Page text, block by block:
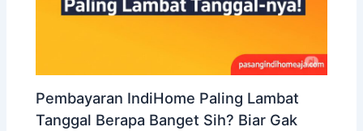
Pembayaran IndiHome Paling Lambat
Tanggal Berapa Banget Sih? Biar Gak